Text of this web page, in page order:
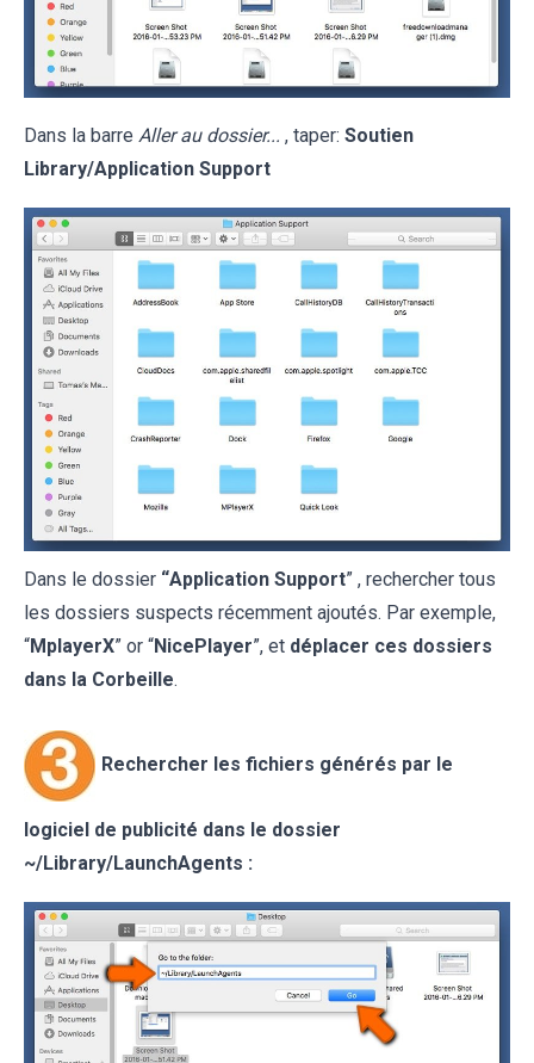
Dans la barre Aller au dossier... , taper: Soutien
Library/Application Support
Dans le dossier “Application Support” , rechercher tous
les dossiers suspects récemment ajoutés. Par exemple,
“MplayerX” or “NicePlayer”, et déplacer ces dossiers
dans la Corbeille.
Rechercher les fichiers générés par le
logiciel de publicité dans le dossier
~/Library/LaunchAgents :